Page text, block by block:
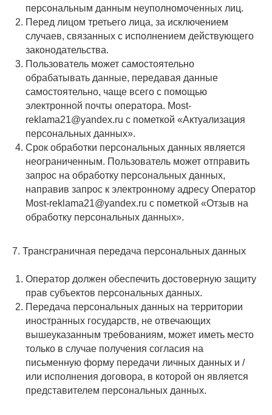
персональным данным неуполномоченных лиц.
Перед лицом третьего лица, за исключением
случаев, связанных с исполнением действующего
законодательства.
Пользователь может самостоятельно
обрабатывать данные, передавая данные
самостоятельно, чаще всего с помощью
электронной почты оператора. Most-
reklama21@yandex.ru с пометкой «Актуализация
персональных данных».
Срок обработки персональных данных является
неограниченным. Пользователь может отправить
запрос на обработку персональных данных,
направив запрос к электронному адресу Оператор
Most-reklama21@yandex.ru с пометкой «Отзыв на
обработку персональных данных».
7. Трансграничная передача персональных данных
Оператор должен обеспечить достоверную защиту
прав субъектов персональных данных.
Передача персональных данных на территории
иностранных государств, не отвечающих
вышеуказанным требованиям, может иметь место
только в случае получения согласия на
письменную форму передачи личных данных и /
или исполнения договора, в которой он является
представителем персональных данных.